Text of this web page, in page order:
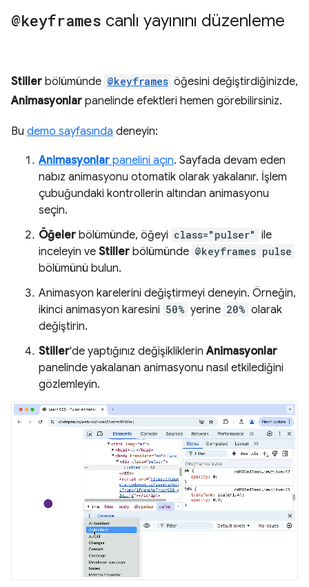
@keyframes canlı yayınını düzenleme
Stiller bölümünde @keyframes öğesini değiştirdiğinizde,
Animasyonlar panelinde efektleri hemen görebilirsiniz.
Bu demo sayfasında deneyin:
Animasyonlar panelini açın. Sayfada devam eden
nabız animasyonu otomatik olarak yakalanır. İşlem
çubuğundaki kontrollerin altından animasyonu
seçin.
Öğeler bölümünde, öğeyi class="pulser" ile
inceleyin ve Stiller bölümünde @keyframes pulse
bölümünü bulun.
Animasyon karelerini değiştirmeyi deneyin. Örneğin,
ikinci animasyon karesini 50% yerine 20% olarak
değiştirin.
Stiller'de yaptığınız değişikliklerinAnimasyonlar
panelinde yakalanan animasyonu nasıl etkilediğini
gözlemleyin.